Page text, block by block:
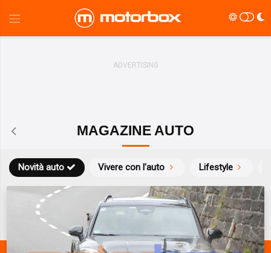
MAGAZINE AUTO
Novità auto Vivere con l'auto Lifestyle